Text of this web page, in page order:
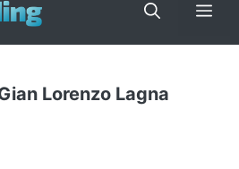
Lorenzo Lagna